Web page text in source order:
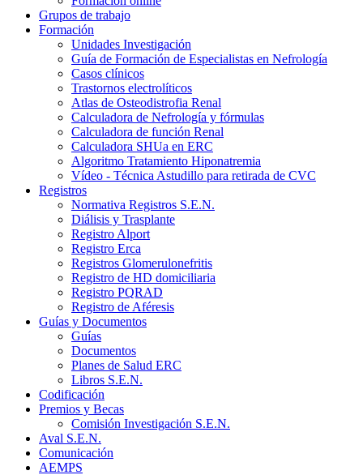
Grupos de trabajo
Formación
Unidades Investigación
Guía de Formación de Especialistas en Nefrología
Casos clínicos
Trastornos electrolíticos
Atlas de Osteodistrofia Renal
Calculadora de Nefrología y fórmulas
Calculadora de función Renal
Calculadora SHUa en ERC
Algoritmo Tratamiento Hiponatremia
Vídeo - Técnica Astudillo para retirada de CVC
Registros
Normativa Registros S.E.N.
Diálisis y Trasplante
Registro Alport
Registro Erca
Registros Glomerulonefritis
Registro de HD domiciliaria
Registro PQRAD
Registro de Aféresis
Guías y Documentos
Guías
Documentos
Planes de Salud ERC
Libros S.E.N.
Codificación
Premios y Becas
Comisión Investigación S.E.N.
Aval S.E.N.
Comunicación
AEMPS